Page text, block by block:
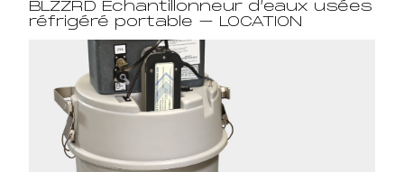
BLZZRD Échantillonneur d’eaux usées
réfrigéré portable – LOCATION